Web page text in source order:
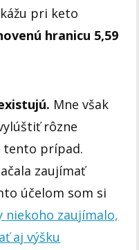
pri keto
hranicu 5,59
Mne však
rôzne
tento prípad.
zaujímať
účelom som si
niekoho zaujímalo,
aj výšku